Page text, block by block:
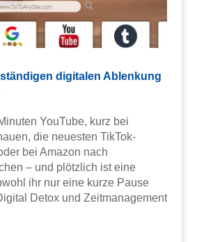
digitalen Ablenkung
YouTube, kurz bei
die neuesten TikTok-
bei Amazon nach
– und plötzlich ist eine
ihr nur eine kurze Pause
Detox und Zeitmanagement